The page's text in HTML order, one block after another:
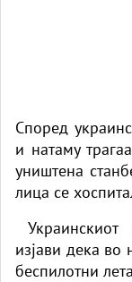
Според
и натаму
уништена
лица се
Украинскиот
изјави дека во
беспилотни